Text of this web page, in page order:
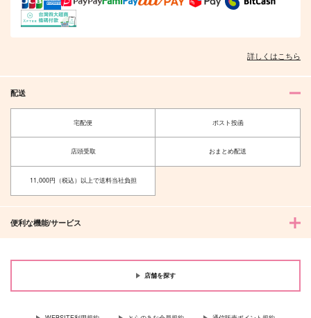
詳しくはこちら
配送
宅配便 ポスト投函
店頭受取 おまとめ配送
11,000円（税込）以上で送料当社負担
便利な機能/サービス
店舗を探す